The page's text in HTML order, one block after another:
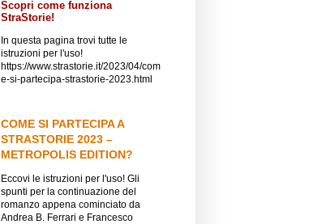
Scopri come funziona
StraStorie!
In questa pagina trovi tutte le
istruzioni per l'uso!
https://www.strastorie.it/2023/04/com
e-si-partecipa-strastorie-2023.html
COME SI PARTECIPA A
STRASTORIE 2023 –
METROPOLIS EDITION?
Eccovi le istruzioni per l'uso! Gli
spunti per la continuazione del
romanzo appena cominciato da
Andrea B. Ferrari e Francesco